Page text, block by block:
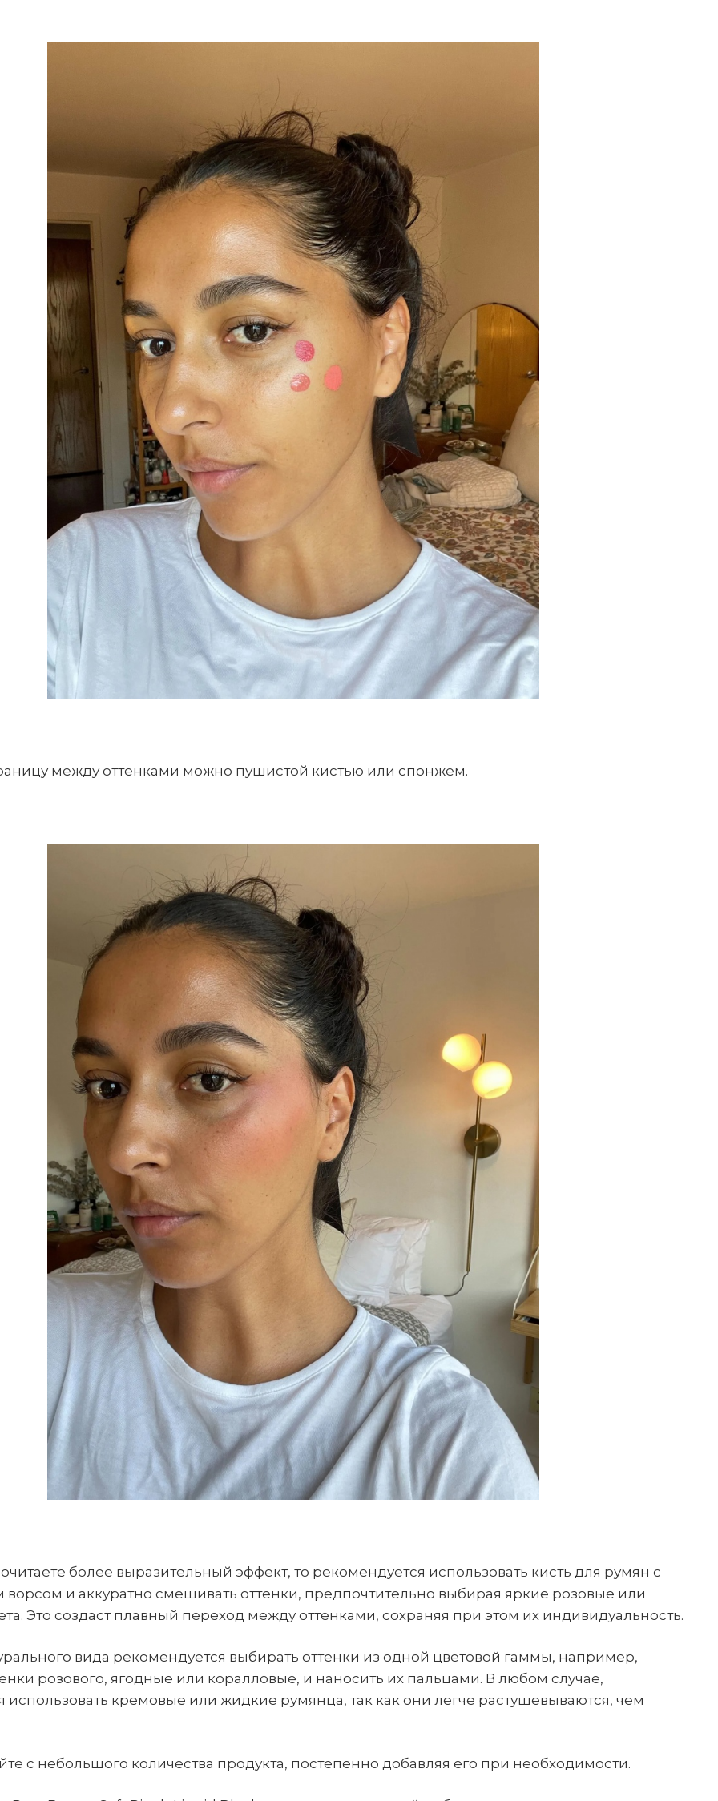
между оттенками можно пушистой кистью или спонжем.
более выразительный эффект, то рекомендуется использовать кисть для румян с
ворсом и аккуратно смешивать оттенки, предпочтительно выбирая яркие розовые или
Это создаст плавный переход между оттенками, сохраняя при этом их индивидуальность.
вида рекомендуется выбирать оттенки из одной цветовой гаммы, например,
розового, ягодные или коралловые, и наносить их пальцами. В любом случае,
использовать кремовые или жидкие румянца, так как они легче растушевываются, чем
с небольшого количества продукта, постепенно добавляя его при необходимости.